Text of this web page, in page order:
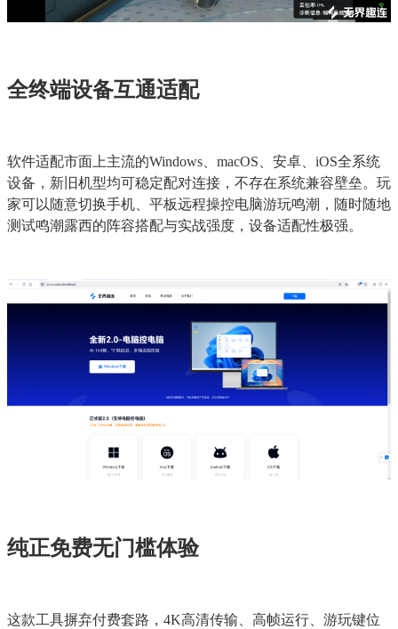
全终端设备互通适配
软件适配市面上主流的Windows、macOS、安卓、iOS全系统
设备，新旧机型均可稳定配对连接，不存在系统兼容壁垒。玩
家可以随意切换手机、平板远程操控电脑游玩鸣潮，随时随地
测试鸣潮露西的阵容搭配与实战强度，设备适配性极强。
纯正免费无门槛体验
这款工具摒弃付费套路，4K高清传输、高帧运行、游玩键位